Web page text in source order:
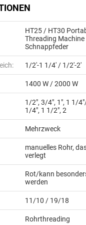
HT25 / HT30
Threading Machine
Schnappfeder
1/2'-1 1/4' / 1/2'-2'
1400 W / 2000 W
1/2", 3/4", 1", 1 1/
1/4", 1 1/2", 2
Mehrzweck
manuelles Rohr,
verlegt
Rot/kann
werden
11/10 / 19/18
Rohrthreading